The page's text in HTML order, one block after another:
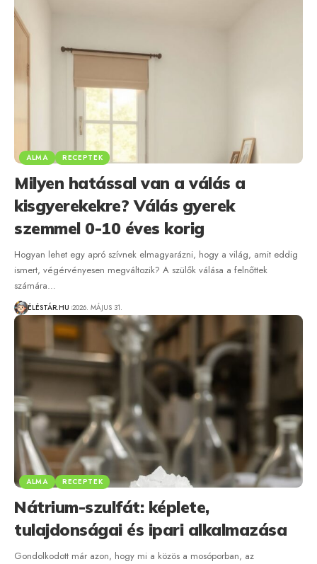
ALMA RECEPTEK
Milyen hatással van a válás a
kisgyerekekre? Válás gyerek
szemmel 0-10 éves korig
Hogyan lehet egy apró szívnek elmagyarázni, hogy a világ, amit eddig
ismert, végérvényesen megváltozik? A szülők válása a felnőttek
számára…
ÉLÉSTÁR.HU 2026. MÁJUS 31.
ALMA RECEPTEK
Nátrium-szulfát: képlete,
tulajdonságai és ipari alkalmazása
Gondolkodott már azon, hogy mi a közös a mosóporban, az